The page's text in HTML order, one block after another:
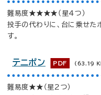
難易度★★★★（星4つ）
投手の代わりに、台に乗せ
す。
テニポン PDF (63.19
難易度★★（星2つ）